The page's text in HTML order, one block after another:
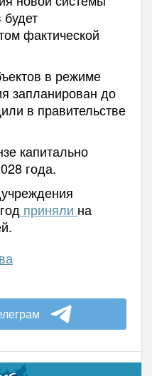
фактической
в режиме
запланирован до
в правительстве
капитально
года.
приняли на